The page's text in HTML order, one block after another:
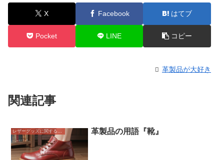
X Facebook はてブ
Pocket LINE コピー
革製品が大好き
関連記事
革製品の用語『靴』